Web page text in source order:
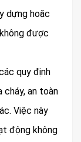
dựng hoặc
được
quy định
cháy, an toàn
Việc này
động không